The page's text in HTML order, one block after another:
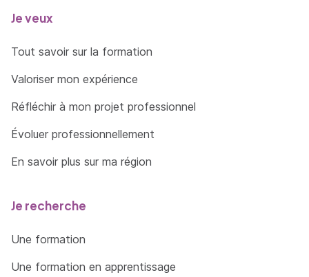
Je veux
Tout savoir sur la formation
Valoriser mon expérience
Réfléchir à mon projet professionnel
Évoluer professionnellement
En savoir plus sur ma région
Je recherche
Une formation
Une formation en apprentissage